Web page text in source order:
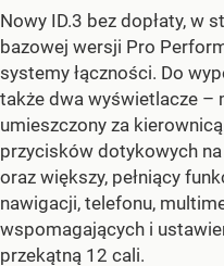
Nowy ID.3 bez dopłaty, w
bazowej wersji Pro
systemy łączności. Do
także dwa wyświetlacze –
umieszczony za
przycisków dotykowych
oraz większy, pełniący
nawigacji, telefonu,
wspomagających i
przekątną 12 cali.